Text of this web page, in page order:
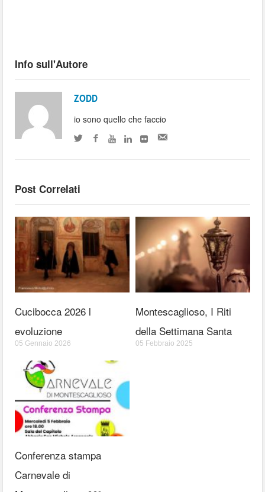
Info sull'Autore
ZODD
io sono quello che faccio
Post Correlati
Cucibocca 2026 l
evoluzione
05 Gennaio 2026
Montescaglioso, I Riti
della Settimana Santa
05 Febbraio 2025
Conferenza stampa
Carnevale di